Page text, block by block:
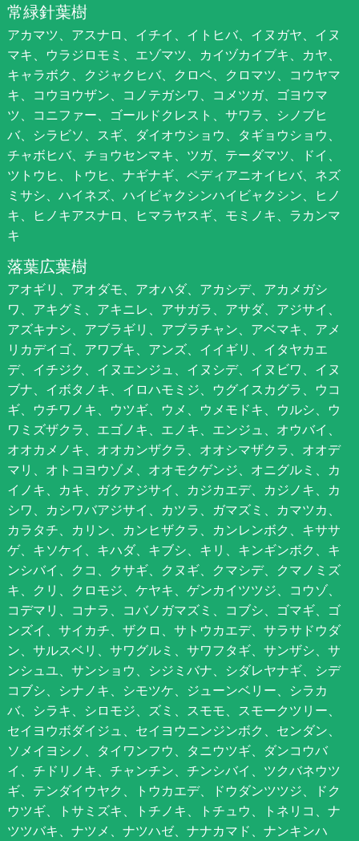
常緑針葉樹
アカマツ、アスナロ、イチイ、イトヒバ、イヌガヤ、イヌ
マキ、ウラジロモミ、エゾマツ、カイヅカイブキ、カヤ、
キャラボク、クジャクヒバ、クロベ、クロマツ、コウヤマ
キ、コウヨウザン、コノテガシワ、コメツガ、ゴヨウマ
ツ、コニファー、ゴールドクレスト、サワラ、シノブヒ
バ、シラビソ、スギ、ダイオウショウ、タギョウショウ、
チャボヒバ、チョウセンマキ、ツガ、テーダマツ、ドイ、
ツトウヒ、トウヒ、ナギナギ、ペディアニオイヒバ、ネズ
ミサシ、ハイネズ、ハイビャクシンハイビャクシン、ヒノ
キ、ヒノキアスナロ、ヒマラヤスギ、モミノキ、ラカンマ
キ
落葉広葉樹
アオギリ、アオダモ、アオハダ、アカシデ、アカメガシ
ワ、アキグミ、アキニレ、アサガラ、アサダ、アジサイ、
アズキナシ、アブラギリ、アブラチャン、アベマキ、アメ
リカデイゴ、アワブキ、アンズ、イイギリ、イタヤカエ
デ、イチジク、イヌエンジュ、イヌシデ、イヌビワ、イヌ
ブナ、イボタノキ、イロハモミジ、ウグイスカグラ、ウコ
ギ、ウチワノキ、ウツギ、ウメ、ウメモドキ、ウルシ、ウ
ワミズザクラ、エゴノキ、エノキ、エンジュ、オウバイ、
オオカメノキ、オオカンザクラ、オオシマザクラ、オオデ
マリ、オトコヨウゾメ、オオモクゲンジ、オニグルミ、カ
イノキ、カキ、ガクアジサイ、カジカエデ、カジノキ、カ
シワ、カシワバアジサイ、カツラ、ガマズミ、カマツカ、
カラタチ、カリン、カンヒザクラ、カンレンボク、キササ
ゲ、キソケイ、キハダ、キブシ、キリ、キンギンボク、キ
ンシバイ、クコ、クサギ、クヌギ、クマシデ、クマノミズ
キ、クリ、クロモジ、ケヤキ、ゲンカイツツジ、コウゾ、
コデマリ、コナラ、コバノガマズミ、コブシ、ゴマギ、ゴ
ンズイ、サイカチ、ザクロ、サトウカエデ、サラサドウダ
ン、サルスベリ、サワグルミ、サワフタギ、サンザシ、サ
ンシュユ、サンショウ、シジミバナ、シダレヤナギ、シデ
コブシ、シナノキ、シモツケ、ジューンベリー、シラカ
バ、シラキ、シロモジ、ズミ、スモモ、スモークツリー、
セイヨウボダイジュ、セイヨウニンジンボク、センダン、
ソメイヨシノ、タイワンフウ、タニウツギ、ダンコウバ
イ、チドリノキ、チャンチン、チンシバイ、ツクバネウツ
ギ、テンダイウヤク、トウカエデ、ドウダンツツジ、ドク
ウツギ、トサミズキ、トチノキ、トチュウ、トネリコ、ナ
ツツバキ、ナツメ、ナツハゼ、ナナカマド、ナンキンハ